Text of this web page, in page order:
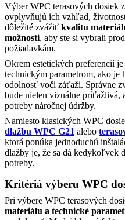
Výber WPC terasových dosiek
ovplyvňujú ich vzhľad,
dôležité zvážiť kvalitu
možnosti, aby ste si vybrali
požiadavkám.
Okrem estetických preferencií
technickým parametrom, ako je
odolnosť voči záťaži. Správne
bude nielen vizuálne príťažlivá,
potreby náročnej údržby.
Namiesto klasických WPC
dlažbu WPC G21 alebo
ktorá ponúka jednoduchú
dlažby je, že sa dá kedykoľvek
potreby.
Kritériá výberu WPC
Pri výbere WPC terasových
materiálu a technické